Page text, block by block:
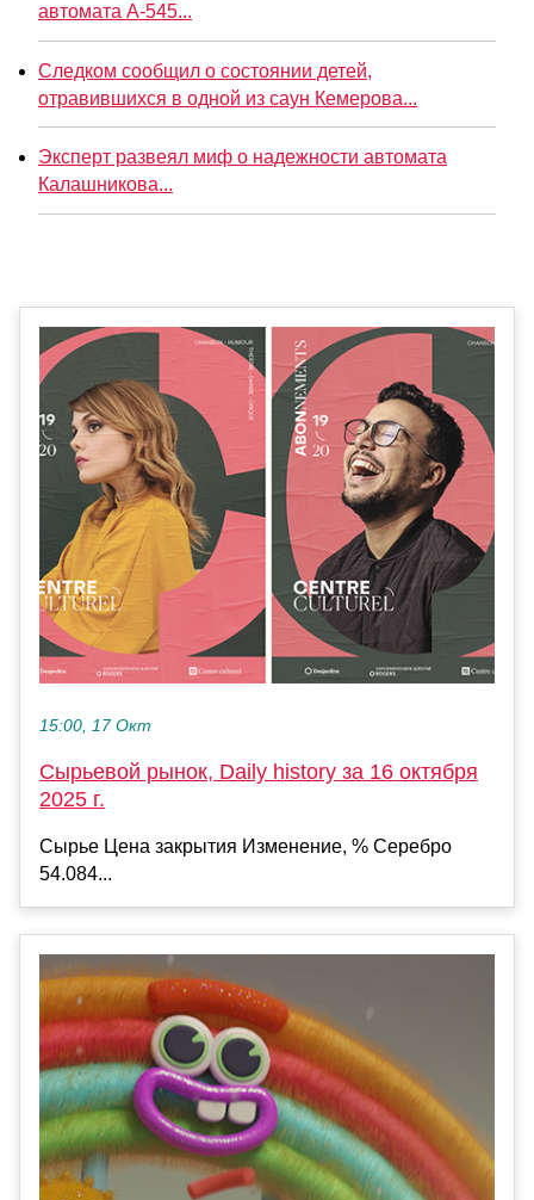
автомата А-545...
Следком сообщил о состоянии детей,
отравившихся в одной из саун Кемерова...
Эксперт развеял миф о надежности автомата
Калашникова...
15:00, 17 Окт
Сырьевой рынок, Daily history за 16 октября
2025 г.
Сырье Цена закрытия Изменение, % Серебро
54.084...